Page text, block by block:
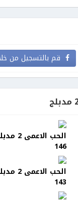
قم بالتسجيل من
الحب
146
الحب
143